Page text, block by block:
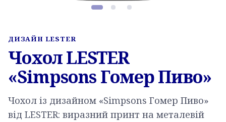
ДИЗАЙН LESTER
Чохол LESTER
«Simpsons Гомер Пиво»
Чохол із дизайном «Simpsons Гомер Пиво»
від LESTER: виразний принт на металевій